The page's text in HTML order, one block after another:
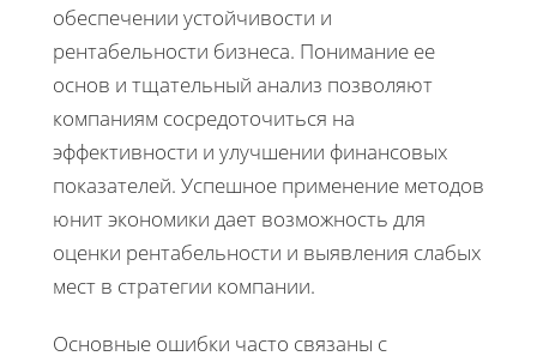
обеспечении устойчивости и
рентабельности бизнеса. Понимание ее
основ и тщательный анализ позволяют
компаниям сосредоточиться на
эффективности и улучшении финансовых
показателей. Успешное применение методов
юнит экономики дает возможность для
оценки рентабельности и выявления слабых
мест в стратегии компании.
Основные ошибки часто связаны с